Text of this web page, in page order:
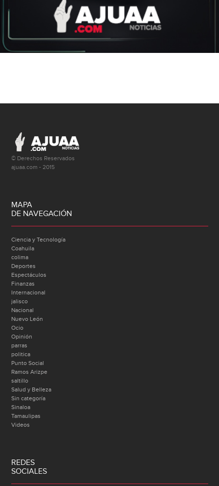
© Derechos Reservados
ajuaa.com - 2015
MAPA
DE NAVEGACIÓN
Ciencia y Tecnología
Coahuila
colima
Deportes
Espectáculos
Finanzas
Internacional
jalisco
Nacional
Nuevo León
Ocio
Opinión
parras
politica
Punto Social
Ramos Arizpe
saltillo
Salud y Belleza
Sin categoría
Sinaloa
Tamaulipas
Videos
REDES
SOCIALES